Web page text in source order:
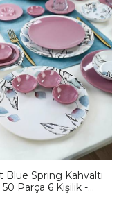
Blue Spring Kahvaltı
50 Parça 6 Kişilik -